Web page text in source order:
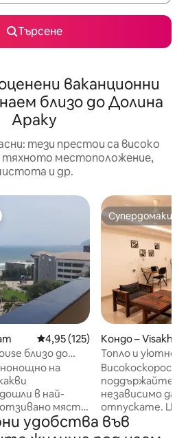
Търсене
ваканционни
близо до Долина
Араку
тези престои са високо
тяхното местоположение,
и др.
Средна оценка: 4,95 от 5,
4,95 (125)
близо до
на
място
да
така че елате и
Супердомакин
Супердомакин
Кондо –
Топло и уютно
Бърз Wi-Fi
поддържайте
независимо
отпускате. Централно
удобства във